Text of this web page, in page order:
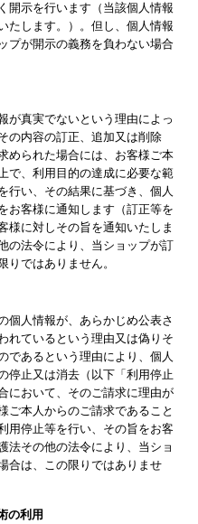
開示を行います（当該個人情報
たします。）。但し、個人情報
プが開示の義務を負わない場合
が真実でないという理由によっ
の内容の訂正、追加又は削除
められた場合には、お客様ご本
で、利用目的の達成に必要な範
行い、その結果に基づき、個人
お客様に通知します（訂正等を
様に対しその旨を通知いたしま
の法令により、当ショップが訂
りではありません。
個人情報が、あらかじめ公表さ
れているという理由又は偽りそ
であるという理由により、個人
停止又は消去（以下「利用停止
において、そのご請求に理由が
ご本人からのご請求であること
用停止等を行い、その旨をお客
法その他の法令により、当ショ
合は、この限りではありませ
の利用